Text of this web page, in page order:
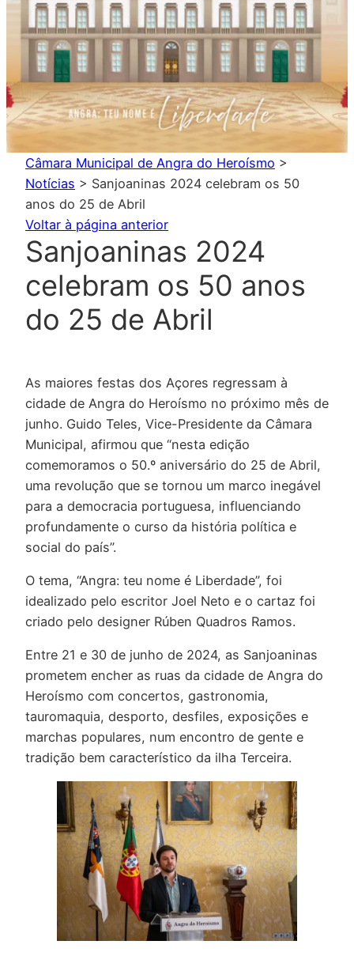
Câmara Municipal de Angra do Heroísmo >
Notícias > Sanjoaninas 2024 celebram os 50
anos do 25 de Abril
Voltar à página anterior
Sanjoaninas 2024
celebram os 50 anos
do 25 de Abril
As maiores festas dos Açores regressam à
cidade de Angra do Heroísmo no próximo mês de
junho. Guido Teles, Vice-Presidente da Câmara
Municipal, afirmou que “nesta edição
comemoramos o 50.º aniversário do 25 de Abril,
uma revolução que se tornou um marco inegável
para a democracia portuguesa, influenciando
profundamente o curso da história política e
social do país”.
O tema, “Angra: teu nome é Liberdade”, foi
idealizado pelo escritor Joel Neto e o cartaz foi
criado pelo designer Rúben Quadros Ramos.
Entre 21 e 30 de junho de 2024, as Sanjoaninas
prometem encher as ruas da cidade de Angra do
Heroísmo com concertos, gastronomia,
tauromaquia, desporto, desfiles, exposições e
marchas populares, num encontro de gente e
tradição bem característico da ilha Terceira.